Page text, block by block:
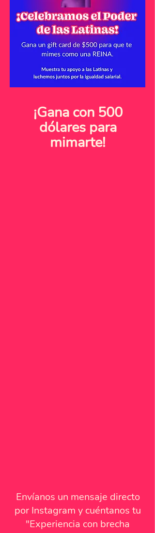
¡Gana con 500
dólares para
mimarte!
Envíanos un mensaje directo
por Instagram y cuéntanos tu
"Experiencia con brecha